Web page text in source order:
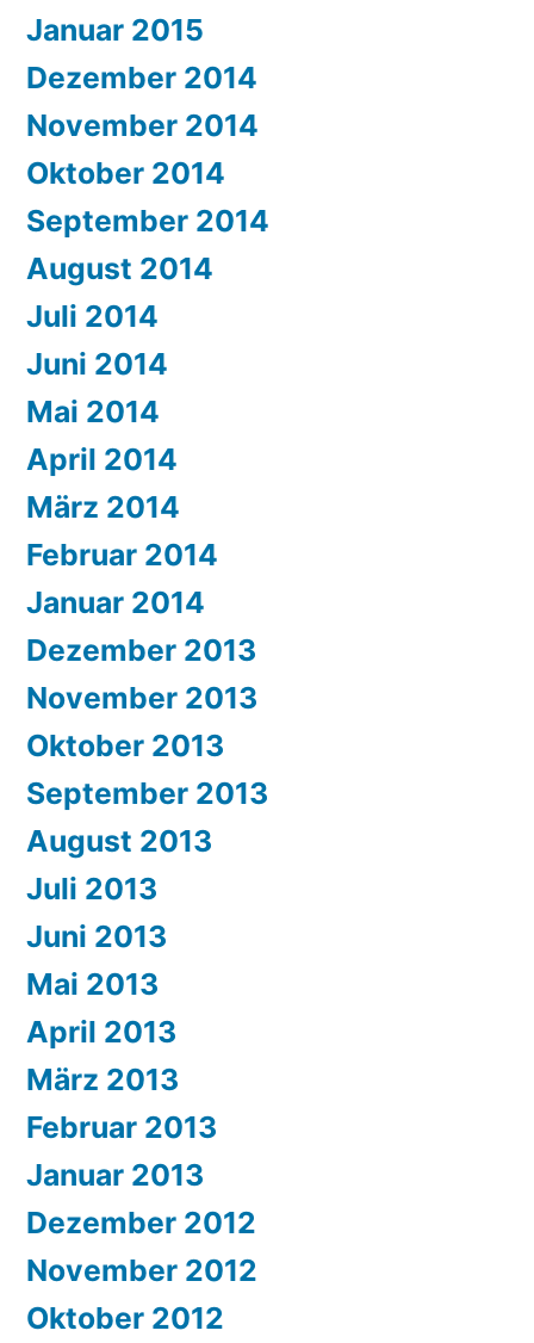
Januar 2015
Dezember 2014
November 2014
Oktober 2014
September 2014
August 2014
Juli 2014
Juni 2014
Mai 2014
April 2014
März 2014
Februar 2014
Januar 2014
Dezember 2013
November 2013
Oktober 2013
September 2013
August 2013
Juli 2013
Juni 2013
Mai 2013
April 2013
März 2013
Februar 2013
Januar 2013
Dezember 2012
November 2012
Oktober 2012